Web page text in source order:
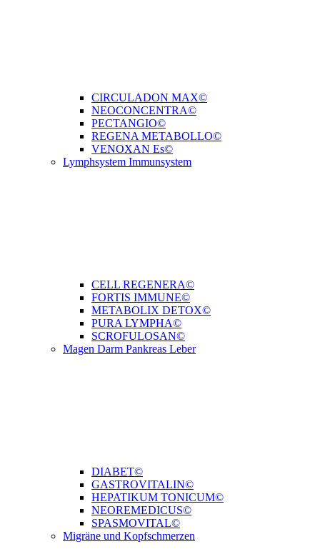
CIRCULADON MAX©
NEOCONCENTRA©
PECTANGIO©
REGENA METABOLLO©
VENOXAN Es©
Lymphsystem Immunsystem
CELL REGENERA©
FORTIS IMMUNE©
METABOLIX DETOX©
PURA LYMPHA©
SCROFULOSAN©
Magen Darm Pankreas Leber
DIABET©
GASTROVITALIN©
HEPATIKUM TONICUM©
NEOREMEDICUS©
SPASMOVITAL©
Migräne und Kopfschmerzen